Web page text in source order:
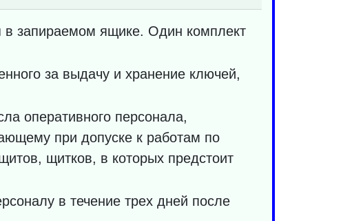
в запираемом ящике. Один комплект
за выдачу и хранение ключей,
оперативного персонала,
при допуске к работам по
щитков, в которых предстоит
в течение трех дней после